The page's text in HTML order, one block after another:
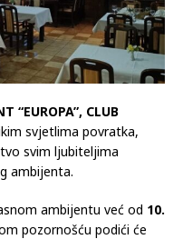
“EUROPA”, CLUB
svjetlima povratka,
svim ljubiteljima
ambijenta.
ambijentu već od 10.
pozornošću podići će